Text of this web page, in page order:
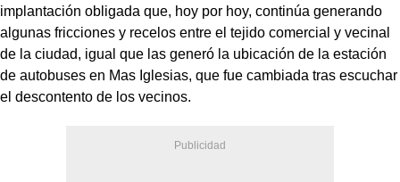
implantación obligada que, hoy por hoy, continúa generando
algunas fricciones y recelos entre el tejido comercial y vecinal
de la ciudad, igual que las generó la ubicación de la estación
de autobuses en Mas Iglesias, que fue cambiada tras escuchar
el descontento de los vecinos.